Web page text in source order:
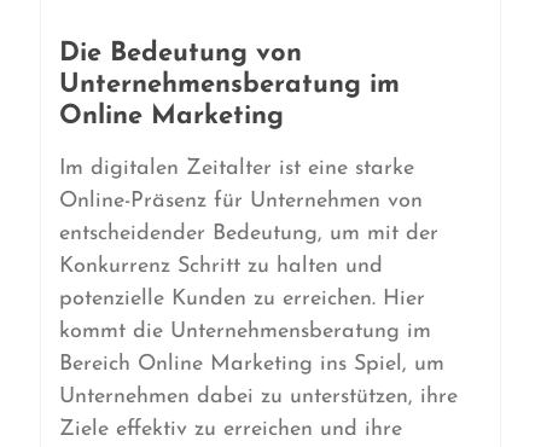
Die Bedeutung von
Unternehmensberatung im
Online Marketing
Im digitalen Zeitalter ist eine starke
Online-Präsenz für Unternehmen von
entscheidender Bedeutung, um mit der
Konkurrenz Schritt zu halten und
potenzielle Kunden zu erreichen. Hier
kommt die Unternehmensberatung im
Bereich Online Marketing ins Spiel, um
Unternehmen dabei zu unterstützen, ihre
Ziele effektiv zu erreichen und ihre